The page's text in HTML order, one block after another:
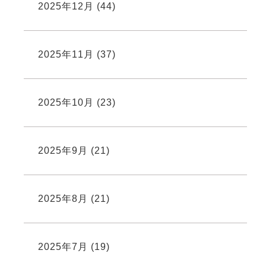
2025年12月 (44)
2025年11月 (37)
2025年10月 (23)
2025年9月 (21)
2025年8月 (21)
2025年7月 (19)